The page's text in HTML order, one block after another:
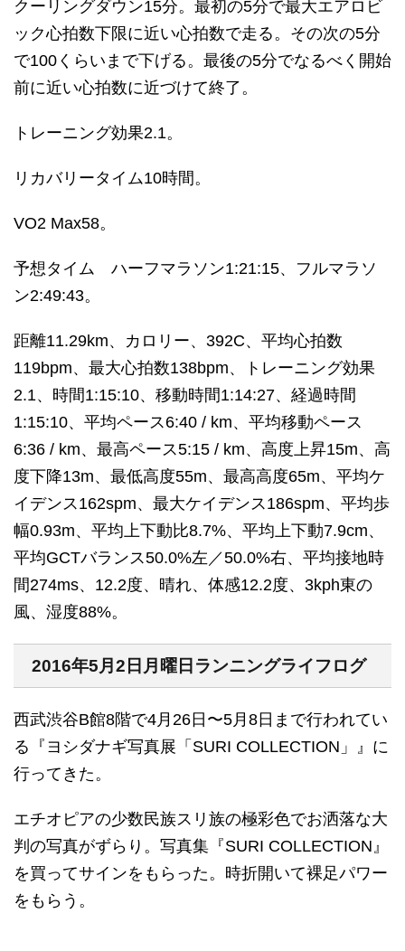
クーリングダウン15分。最初の5分で最大エアロビ
ック心拍数下限に近い心拍数で走る。その次の5分
で100くらいまで下げる。最後の5分でなるべく開始
前に近い心拍数に近づけて終了。
トレーニング効果2.1。
リカバリータイム10時間。
VO2 Max58。
予想タイム ハーフマラソン1:21:15、フルマラソ
ン2:49:43。
距離11.29km、カロリー、392C、平均心拍数
119bpm、最大心拍数138bpm、トレーニング効果
2.1、時間1:15:10、移動時間1:14:27、経過時間
1:15:10、平均ペース6:40 / km、平均移動ペース
6:36 / km、最高ペース5:15 / km、高度上昇15m、高
度下降13m、最低高度55m、最高高度65m、平均ケ
イデンス162spm、最大ケイデンス186spm、平均歩
幅0.93m、平均上下動比8.7%、平均上下動7.9cm、
平均GCTバランス50.0%左／50.0%右、平均接地時
間274ms、12.2度、晴れ、体感12.2度、3kph東の
風、湿度88%。
2016年5月2日月曜日ランニングライフログ
西武渋谷B館8階で4月26日〜5月8日まで行われてい
る『ヨシダナギ写真展「SURI COLLECTION」』に
行ってきた。
エチオピアの少数民族スリ族の極彩色でお洒落な大
判の写真がずらり。写真集『SURI COLLECTION』
を買ってサインをもらった。時折開いて裸足パワー
をもらう。